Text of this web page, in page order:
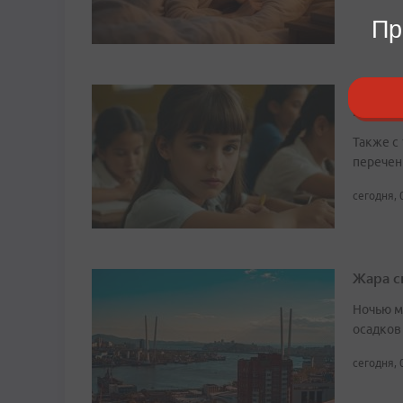
Также с
сегодня,
Жара
Ночью
осадков
сегодня,